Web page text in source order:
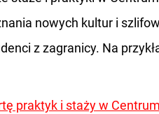
nowych kultur i
z zagranicy. Na
praktyk i staży w